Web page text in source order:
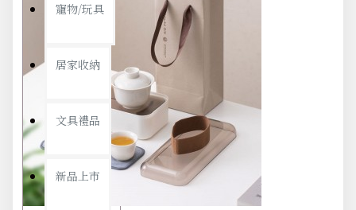
寵物/玩具
居家收納
文具禮品
新品上市